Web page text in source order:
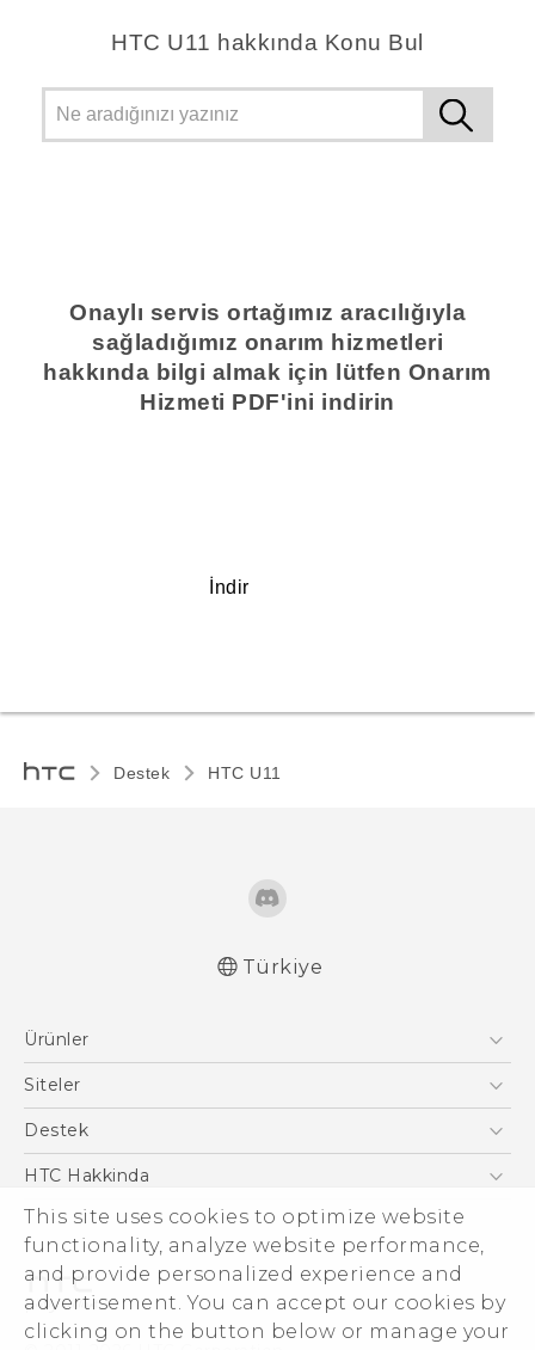
This site uses cookies to optimize website
functionality, analyze website performance,
and provide personalized experience and
advertisement. You can accept our cookies by
clicking on the button below or manage your
HTC U11 hakkında Konu Bul
Onaylı servis ortağımız aracılığıyla
sağladığımız onarım hizmetleri
hakkında bilgi almak için lütfen Onarım
Hizmeti PDF'ini indirin
İndir
Destek HTC U11‎
Türkiye
Ürünler
Akıllı Telefonlar
VIVE
Siteler
HTC Dev
Destek
Destek Merkezi
HTC Hakkinda
ESG
Yatırımcı (İNGİLİZCE)
Gizlilik Politikası
Ürün Güvenliği